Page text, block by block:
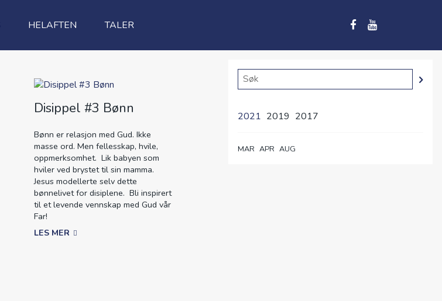
HELAFTEN TALER
Disippel #3 Bønn
Bønn er relasjon med Gud. Ikke
masse ord. Men fellesskap, hvile,
oppmerksomhet. Lik babyen som
hviler ved brystet til sin mamma.
Jesus modellerte selv dette
bønnelivet for disiplene. Bli inspirert
til et levende vennskap med Gud vår
Far!
LES MER
2021 2019 2017
MAR APR AUG